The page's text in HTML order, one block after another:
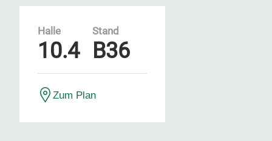
Halle
10.4
Stand
B36
Zum Plan